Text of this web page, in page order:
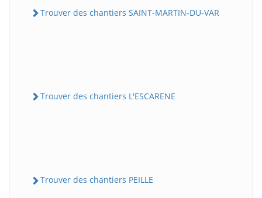
Trouver des chantiers SAINT-MARTIN-DU-VAR
Trouver des chantiers L'ESCARENE
Trouver des chantiers PEILLE